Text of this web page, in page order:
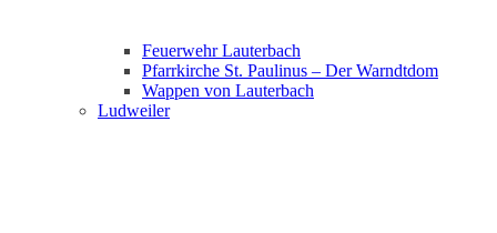
Feuerwehr Lauterbach
Pfarrkirche St. Paulinus – Der Warndtdom
Wappen von Lauterbach
Ludweiler